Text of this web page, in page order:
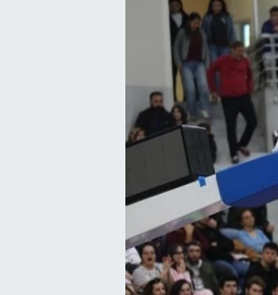
ÖZEL HABER
RESMİ REKLAM